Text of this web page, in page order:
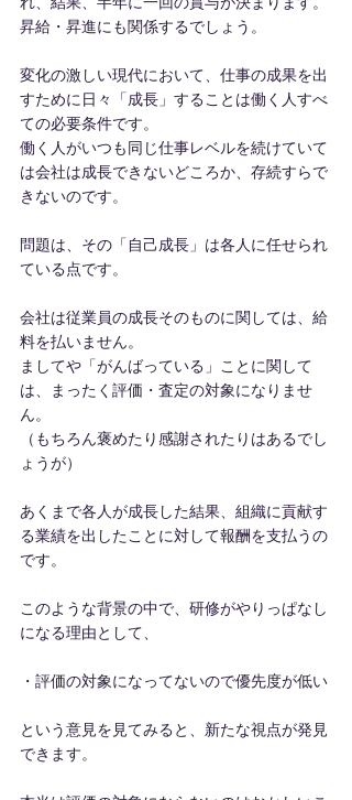
昇給・昇進にも関係するでしょう。
変化の激しい現代において、仕事の成果を出
すために日々「成長」することは働く人すべ
ての必要条件です。
働く人がいつも同じ仕事レベルを続けていて
は会社は成長できないどころか、存続すらで
きないのです。
問題は、その「自己成長」は各人に任せられ
ている点です。
会社は従業員の成長そのものに関しては、給
料を払いません。
ましてや「がんばっている」ことに関して
は、まったく評価・査定の対象になりませ
ん。
（もちろん褒めたり感謝されたりはあるでし
ょうが）
あくまで各人が成長した結果、組織に貢献す
る業績を出したことに対して報酬を支払うの
です。
このような背景の中で、研修がやりっぱなし
になる理由として、
・評価の対象になってないので優先度が低い
という意見を見てみると、新たな視点が発見
できます。